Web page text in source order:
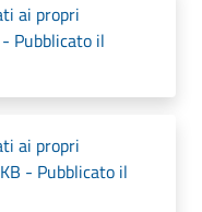
ai propri
Pubblicato il
ai propri
- Pubblicato il